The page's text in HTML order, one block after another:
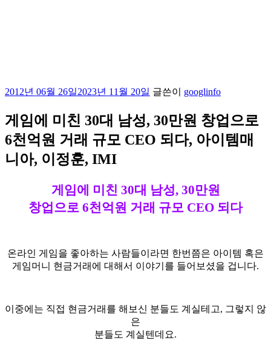
작
일
자
2012년 06월 26일2023년 11월 20일 글쓴이 googlinfo
게임에 미친 30대 남성, 30만원 창업으로
6천억원 거래 규모 CEO 되다, 아이템매
니아, 이정훈, IMI
게임에 미친 30대 남성, 30만원
창업으로 6천억원 거래 규모 CEO 되다
온라인 게임을 좋아하는 사람들이라면 한번쯤은 아이템 혹은
게임머니 현금거래에 대해서 이야기를 들어보셨을 겁니다.
이중에는 직접 현금거래를 해보신 분들도 계실테고, 그렇지 않
은
분들도 계실텐데요.